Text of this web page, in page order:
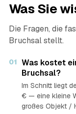
Was Sie
Die Fragen, die
Bruchsal stellt.
01 Was kostet
Bruchsal?
Im Schnitt liegt
€ — eine kleine
großes Objekt /